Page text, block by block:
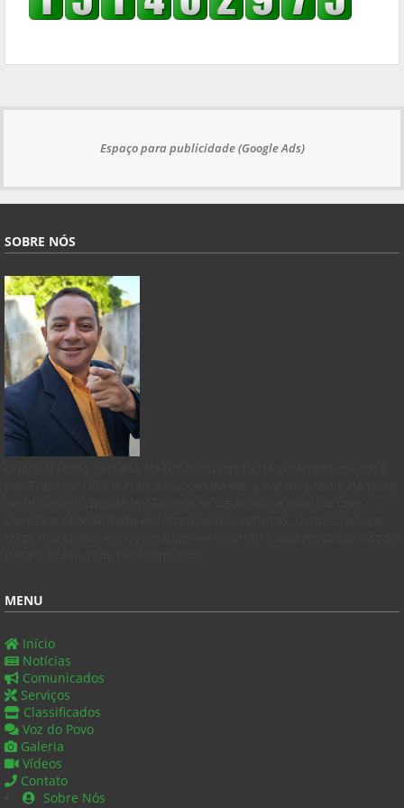
Espaço para publicidade (Google Ads)
SOBRE NÓS
MENU
Início
Notícias
Comunicados
Serviços
Classificados
Voz do Povo
Galeria
Vídeos
Contato
Sobre Nós